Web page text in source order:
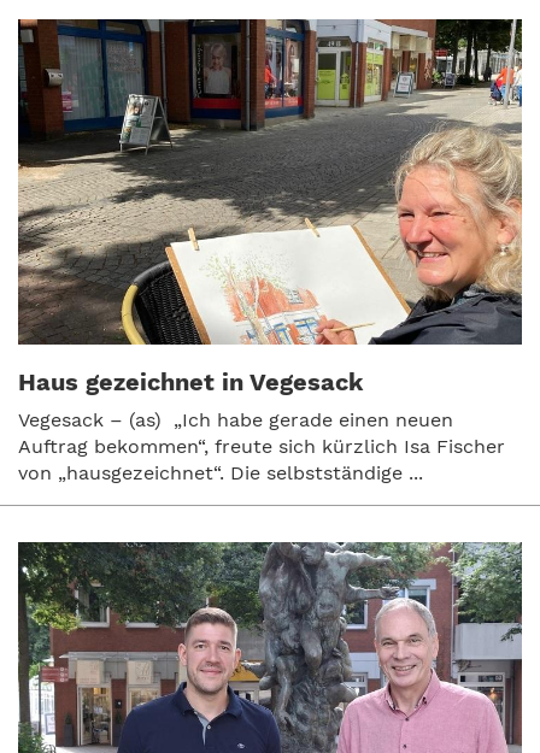
Haus gezeichnet in Vegesack
Vegesack – (as) „Ich habe gerade einen neuen
Auftrag bekommen“, freute sich kürzlich Isa Fischer
von „hausgezeichnet“. Die selbstständige ...